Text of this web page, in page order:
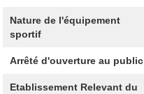
Nature de l'équipement
sportif
Arrêté d'ouverture au public
Etablissement Relevant du